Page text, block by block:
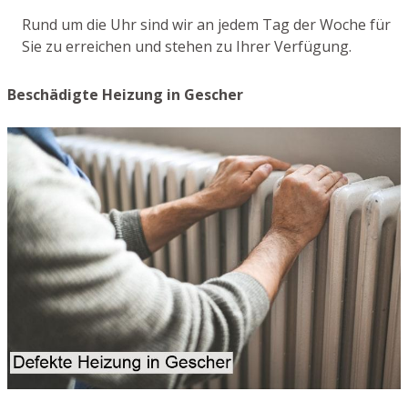
Rund um die Uhr sind wir an jedem Tag der Woche für
Sie zu erreichen und stehen zu Ihrer Verfügung.
Beschädigte Heizung in Gescher